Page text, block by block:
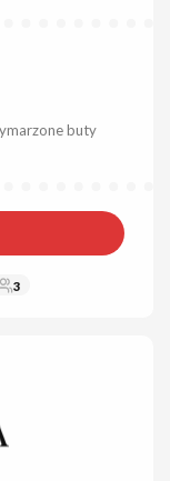
buty
3